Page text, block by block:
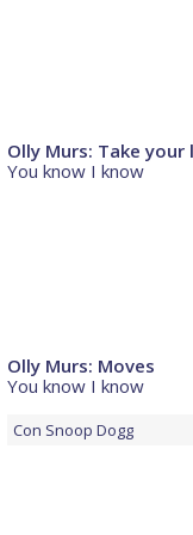
Olly Murs: Take your
You know I know
Olly Murs: Moves
You know I know
Con Snoop Dogg